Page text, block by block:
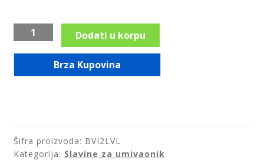
Slavina
za
nadgradni
lavabo,
količina
Dodati u korpu
Brza Kupovina
Šifra proizvoda: BVI2LVL
Kategorija: Slavine za umivaonik